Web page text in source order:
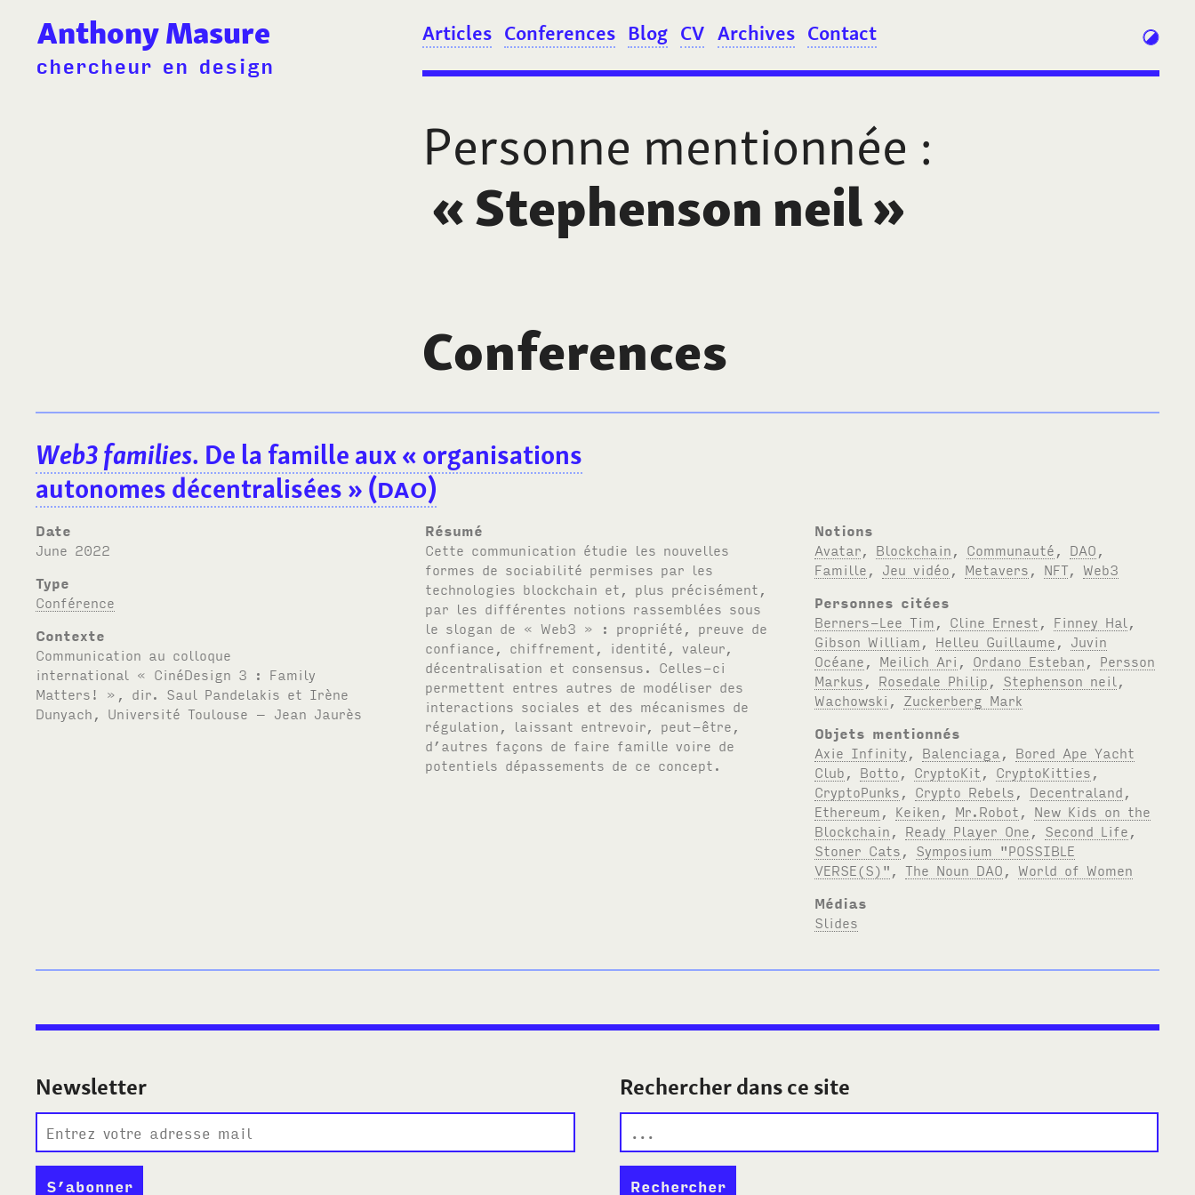
Anthony Masure
chercheur en design
Articles Conferences Blog CV Archives Contact
Personne mentionnée :
«Stephenson neil»
Conferences
Web3 families. De la famille aux « organisations
autonomes décentralisées » (DAO)
Date
June 2022
Type
Conférence
Contexte
Communication au colloque
international « CinéDesign 3 : Family
Matters! », dir. Saul Pandelakis et Irène
Dunyach, Université Toulouse – Jean Jaurès
Résumé
Cette communication étudie les nouvelles
formes de sociabilité permises par les
technologies blockchain et, plus précisément,
par les différentes notions rassemblées sous
le slogan de « Web3 » : propriété, preuve de
confiance, chiffrement, identité, valeur,
décentralisation et consensus. Celles-ci
permettent entres autres de modéliser des
interactions sociales et des mécanismes de
régulation, laissant entrevoir, peut-être,
d’autres façons de faire famille voire de
potentiels dépassements de ce concept.
Notions
Avatar
Blockchain Communauté DAO
Famille
Jeu vidéo Metavers NFT ,Web3
Personnes citées
Berners-Lee Tim
Cline Ernest Finney Hal
Gibson William
Helleu Guillaume
Juvin
Océane
Meilich Ari Ordano Esteban
Persson
Markus
Rosedale Philip Stephenson neil
Wachowski
Zuckerberg Mark
Objets mentionnés
Axie Infinity
Balenciaga
Bored Ape Yacht
Club
Botto CryptoKit CryptoKitties
CryptoPunks
Crypto Rebels Decentraland
Ethereum
Keiken Mr.Robot
New Kids on the
Blockchain
Ready Player One Second Life
Stoner Cats
Symposium "POSSIBLE
VERSE(S)" ,The Noun DAO ,World of Women
Médias
Slides
Newsletter Rechercher dans ce site